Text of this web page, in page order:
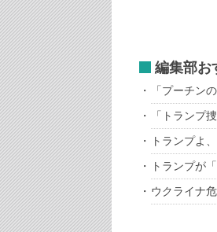
編集部お
「プーチン
「トランプ
トランプよ
トランプが
ウクライナ